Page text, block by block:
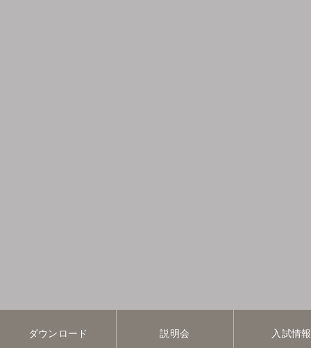
ダウンロード 説明会 入試情報